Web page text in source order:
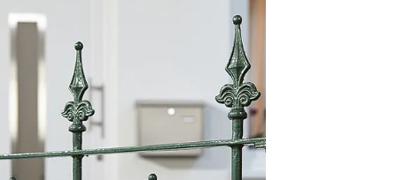
Grün, Schwarz, Gold, glänzend
oder matt: Den Anti-Rost
Metallschutz-Lack gibt es in
verschiedenen Farben und
Ausführungen. (Foto: Alpina)